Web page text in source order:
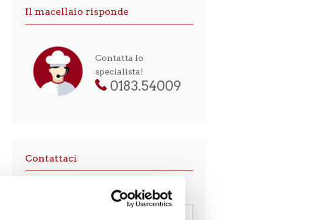
Il macellaio risponde
Contatta lo
specialista!
0183.54009
Contattaci